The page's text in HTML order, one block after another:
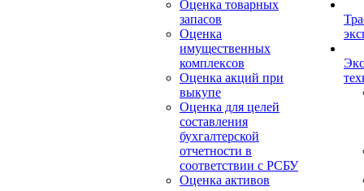
Оценка товарных
запасов
Оценка
имущественных
комплексов
Оценка акций при
выкупе
Оценка для целей
составления
бухгалтерской
отчетности в
соответствии с РСБУ
Оценка активов